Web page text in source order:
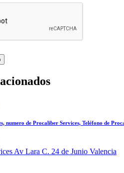
numero de Procaliber Services, Teléfono de
Av Lara C. 24 de Junio Valencia